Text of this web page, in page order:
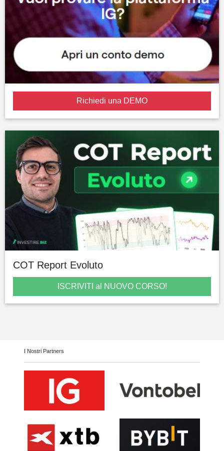
Richiedi una DEMO
COT Report Evoluto
ISCRIVITI al NUOVO CORSO!
I Nostri Partners